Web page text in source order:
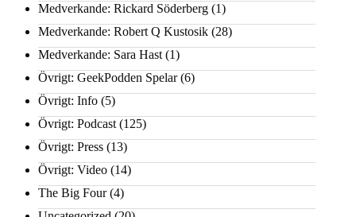
Medverkande: Rickard Söderberg (1)
Medverkande: Robert Q Kustosik (28)
Medverkande: Sara Hast (1)
Övrigt: GeekPodden Spelar(6)
Övrigt: Info (5)
Övrigt: Podcast (125)
Övrigt: Press (13)
Övrigt: Video (14)
The Big Four(4)